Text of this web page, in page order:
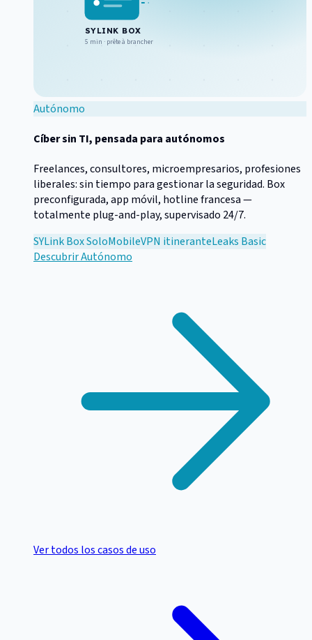
SYLINK BOX
5 min · prête à brancher
Autónomo
Cíber sin TI, pensada para autónomos
Freelances, consultores, microempresarios, profesiones
liberales: sin tiempo para gestionar la seguridad. Box
preconfigurada, app móvil, hotline francesa —
totalmente plug-and-play, supervisado 24/7.
SYLink Box SoloMobileVPN itineranteLeaks Basic
DescubrirAutónomo
Ver todos los casos de uso